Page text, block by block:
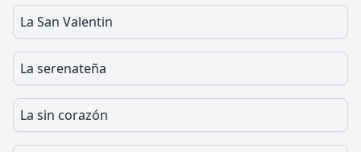
La San Valentin
La serenateña
La sin corazón